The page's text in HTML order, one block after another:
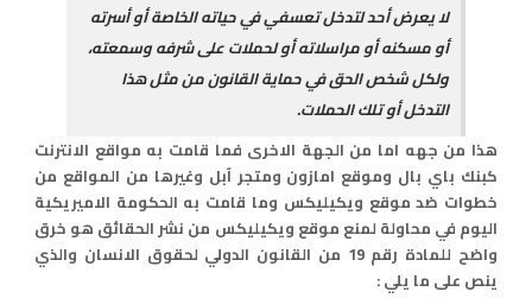
لا يعرض أحد لتدخل تعسفي في حياته الخاصة أو أسرته
أو مسكنه أو مراسلاته أو لحملات على شرفه وسمعته،
ولكل شخص الحق في حماية القانون من مثل هذا
التدخل أو تلك الحملات.
هذا من جهه اما من الجهة الاخرى فما قامت به مواقع الانترنت
كبنك باي بال وموقع امازون ومتجر آبل وغيرها من المواقع من
خطوات ضد موقع ويكيليكس وما قامت به الحكومة الاميريكية
اليوم في محاولة لمنع موقع ويكيليكس من نشر الحقائق هو خرق
واضح للمادة رقم 19 من القانون الدولي لحقوق الانسان والذي
ينص على ما يلي :